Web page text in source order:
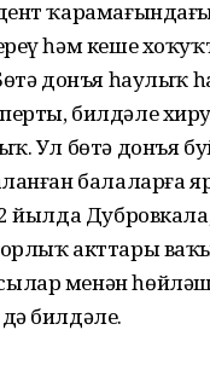
һәм кеше
донъя һаулыҡ
билдәле
Ул бөтә донъя
балаларға
йылда
акттары
менән
билдәле.